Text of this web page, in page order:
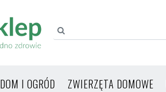
DOM I OGRÓD ZWIERZĘTA DOMOWE